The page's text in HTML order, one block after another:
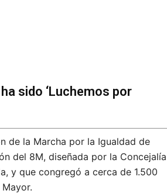
sido ‘Luchemos por
de la Marcha por la Igualdad de
del 8M, diseñada por la Concejalía
y que congregó a cerca de 1.500